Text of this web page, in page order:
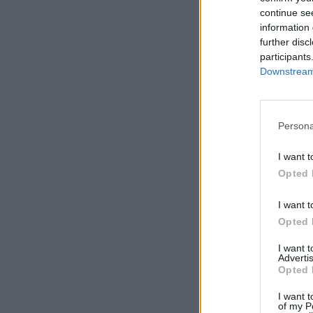
continue
information
further
I want
Opted
I want
Opted
I want
Opted
I want
of my